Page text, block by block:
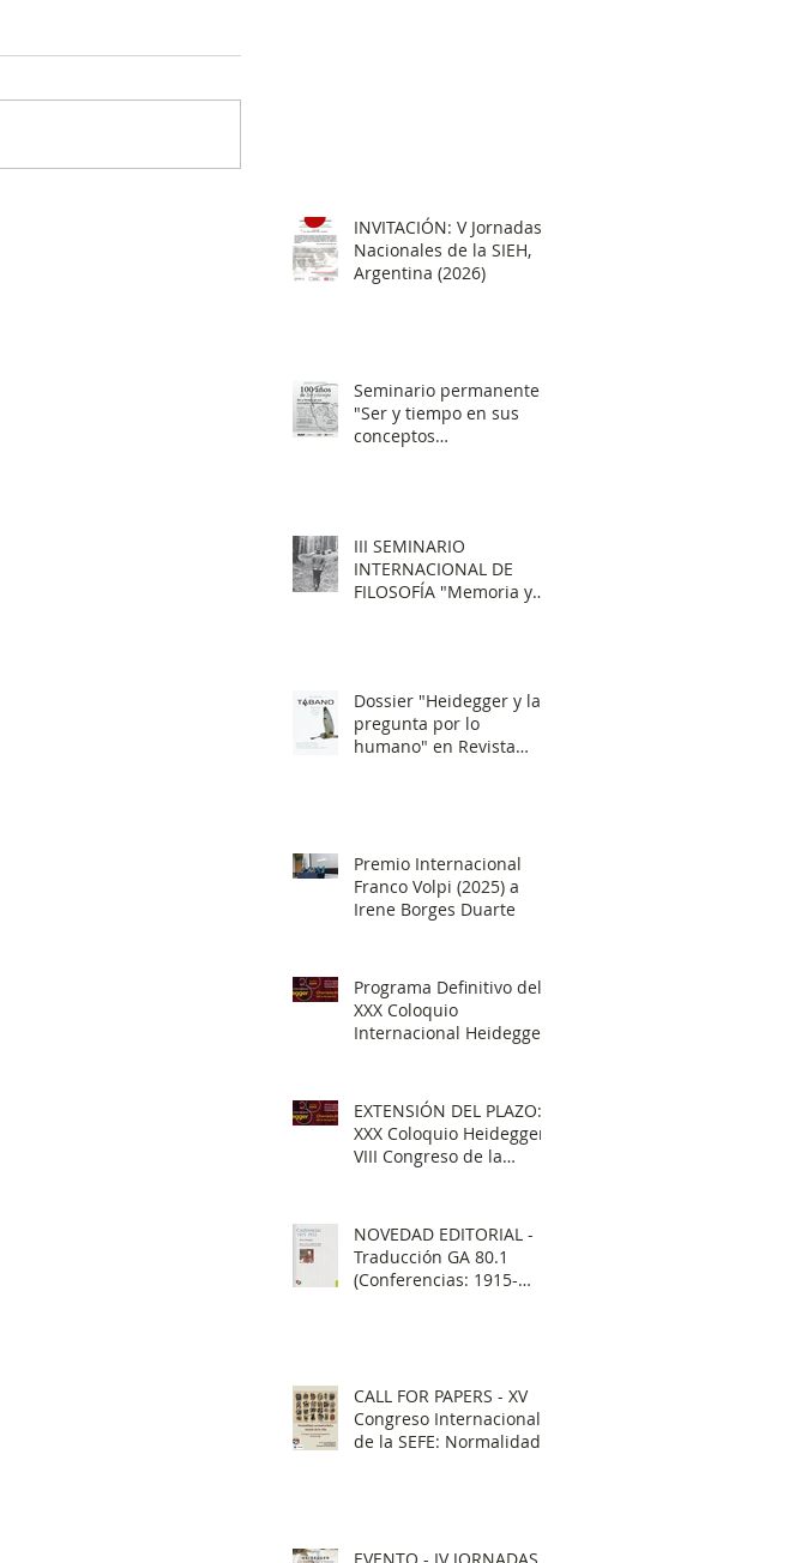
INVITACIÓN: V Jornadas
Nacionales de la SIEH,
Argentina (2026)
Seminario permanente
"Ser y tiempo en sus
conceptos
III SEMINARIO
INTERNACIONAL DE
FILOSOFÍA "Memoria y
Dossier "Heidegger y la
pregunta por lo
humano" en Revista
Premio Internacional
Franco Volpi (2025) a
Irene Borges Duarte
Programa Definitivo del
XXX Coloquio
Internacional Heidegger
EXTENSIÓN DEL PLAZO:
XXX Coloquio Heidegger
VIII Congreso de la
Estudios Heideggerianos
(SIEH) “Sendas del
tiempo”
NOVEDAD EDITORIAL -
Traducción GA 80.1
(Conferencias: 1915-
CALL FOR PAPERS - XV
Congreso Internacional
de la SEFE: Normalidad,
EVENTO - IV JORNADAS